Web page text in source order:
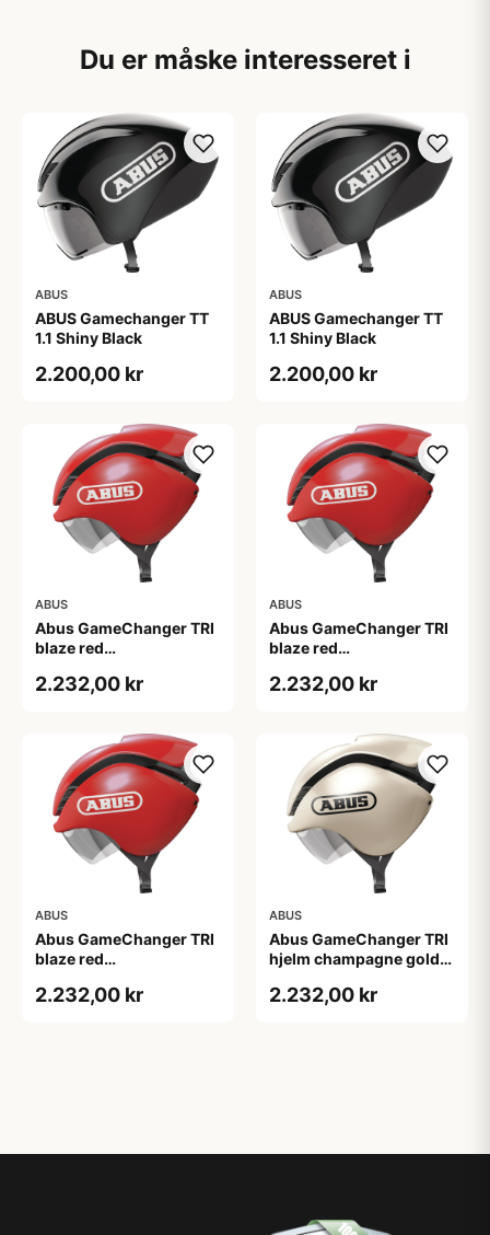
Du er måske interesseret i
ABUS
ABUS Gamechanger TT
1.1 Shiny Black
2.200,00 kr
ABUS
ABUS Gamechanger TT
1.1 Shiny Black
2.200,00 kr
ABUS
Abus GameChanger TRI
blaze red
cm)
2.232,00 kr
ABUS
Abus GameChanger TRI
blaze red
cm)
2.232,00 kr
ABUS
Abus GameChanger TRI
blaze red
cm)
2.232,00 kr
ABUS
Abus GameChanger TRI
hjelm champagne gold
cm)
2.232,00 kr